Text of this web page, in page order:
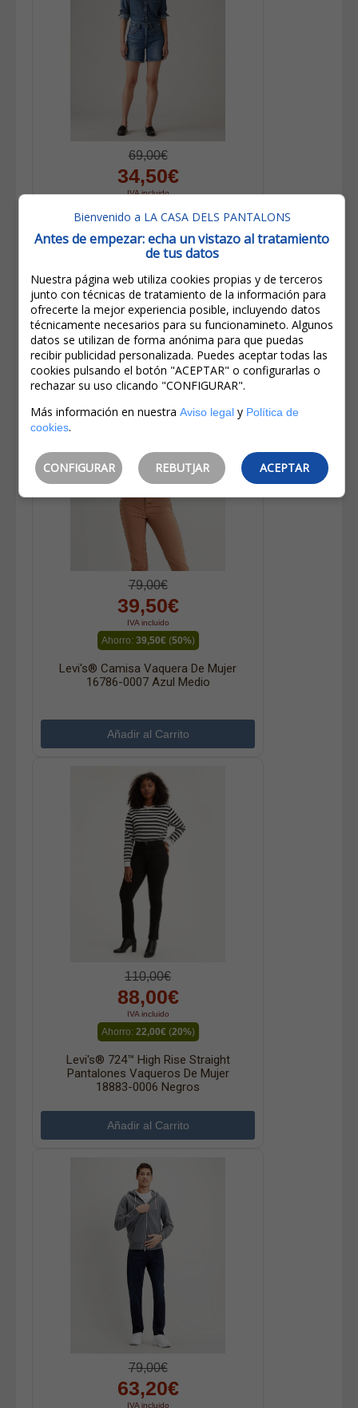
69,00€
34,50€
IVA incluido
Ahorro: 34,50€(50% )
Levi's® 501® Shorts De Mujer 85833-
0053 Lavados A La Piedra
Otros productos de la misma marca
79,00€
39,50€
IVA incluido
Ahorro: 39,50€(50%)
Levi's® Camisa Vaquera De Mujer
16786-0007 Azul Medio
110,00€
88,00€
IVA incluido
Ahorro: 22,00€(20%)
Levi's® 724™ High Rise Straight
Pantalones Vaqueros De Mujer
18883-0006 Negros
79,00€
63,20€
IVA incluido
Bienvenido a LA CASA DELS PANTALONS
Antes de empezar: echa un vistazo al tratamiento
de tus datos
Nuestra página web utiliza cookies propias y de terceros
junto con técnicas de tratamiento de la información para
ofrecerte la mejor experiencia posible, incluyendo datos
técnicamente necesarios para su funcionamineto. Algunos
datos se utilizan de forma anónima para que puedas
recibir publicidad personalizada. Puedes aceptar todas las
cookies pulsando el botón "ACEPTAR" o configurarlas o
rechazar su uso clicando "CONFIGURAR".
Más información en nuestra Aviso legaly Política de
cookies.
CONFIGURAR REBUTJAR ACEPTAR